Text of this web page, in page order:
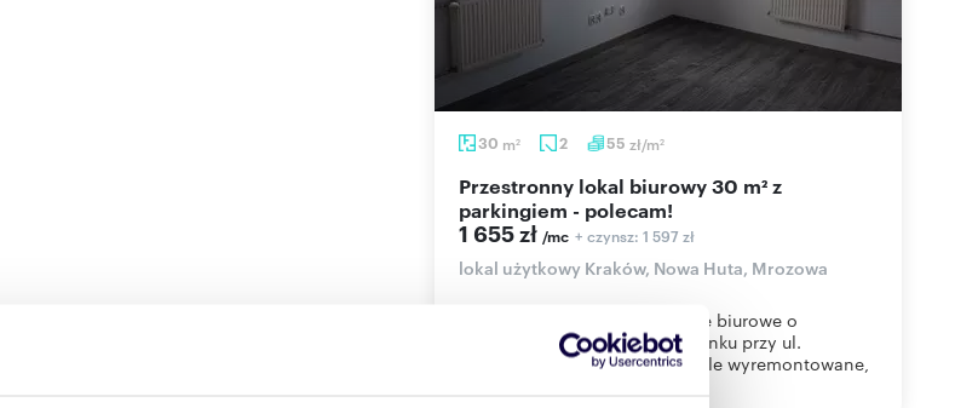
30 m2 2 55 zł/m2
Przestronny lokal biurowy 30 m² z
parkingiem - polecam!
1 655 zł /mc + czynsz: 1 597 zł
lokal użytkowy Kraków, Nowa Huta, Mrozowa
Oferujemy do wynajęcia lokale biurowe o
powierzchni 30,00 m2 w budynku przy ul.
Mrozowej 29 w Krakowie. Lokale wyremontowane,